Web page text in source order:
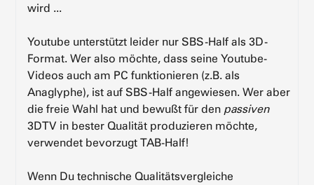
wird ...
Youtube unterstützt leider nur SBS-Half als 3D-
Format. Wer also möchte, dass seine Youtube-
Videos auch am PC funktionieren (z.B. als
Anaglyphe), ist auf SBS-Half angewiesen. Wer aber
die freie Wahl hat und bewußt für den passiven
3DTV in bester Qualität produzieren möchte,
verwendet bevorzugt TAB-Half!
Wenn Du technische Qualitätsvergleiche